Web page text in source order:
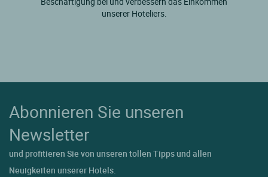
unserer Hoteliers.
Abonnieren Sie unseren
Newsletter
und profitieren Sie von unseren tollen Tipps und allen
Neuigkeiten unserer Hotels.